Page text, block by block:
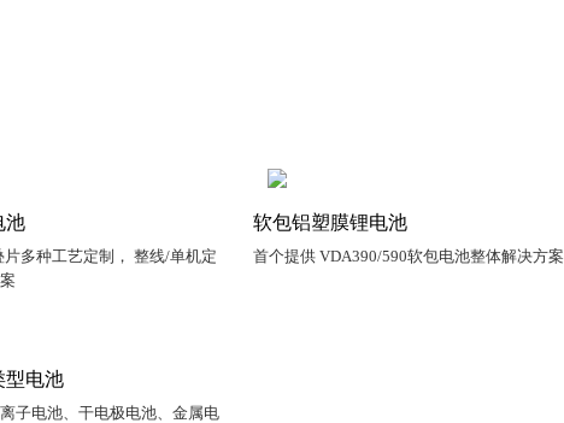
池
多种工艺定制， 整线/单机定
软包铝塑膜锂电池
首个提供 VDA390/590软包电池整体解决方案
型电池
子电池、干电极电池、金属电